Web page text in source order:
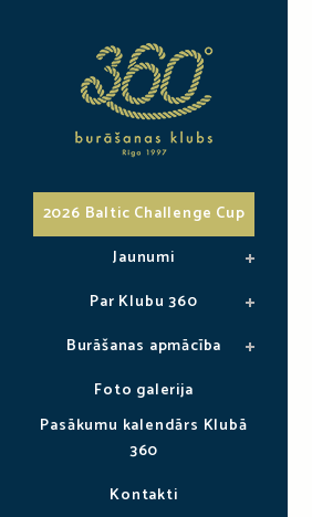
2026 Baltic Challenge Cup
Jaunumi
Par Klubu 360
Burāšanas apmācība
Foto galerija
Pasākumu kalendārs Klubā
360
Kontakti